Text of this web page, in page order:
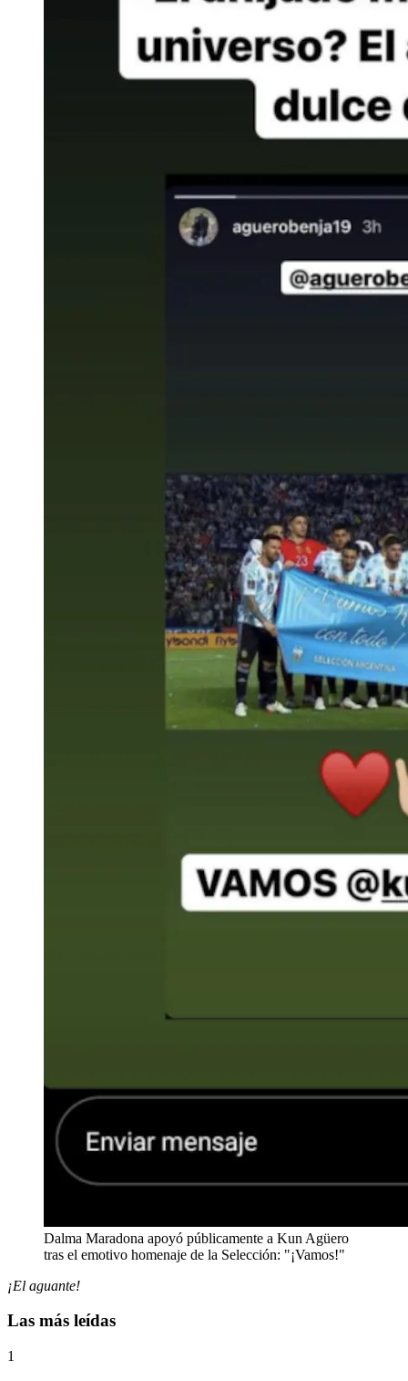
Dalma Maradona apoyó públicamente a Kun Agüero
tras el emotivo homenaje de la Selección: "¡Vamos!"
¡El aguante!
Las más leídas
1